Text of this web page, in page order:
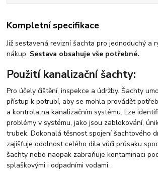
Kompletní specifikace
Již sestavená revizní šachta pro jednoduchý a
nákup. Sestava obsahuje vše potřebné.
Použití kanalizační šachty:
Pro účely čištění, inspekce a údržby. Šachty
přístup k potrubí, aby se mohla provádět
a kontrola na kanalizačním systému. Lze
problémy v systému, jako jsou zablokování,
trubek. Dokonalá těsnost spojení šachtového
zajišťuje odolnost celého díla vůči průsaku
šachty nebo naopak zabraňuje kontaminaci
splaškovými i odpadními vodami.